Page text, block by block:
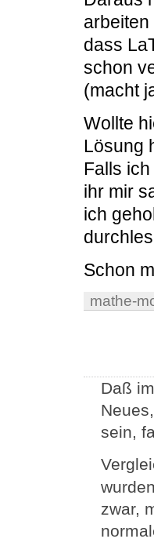
dass
schon
(macht
Wollte
Lösung
Falls
ihr mir
ich
Schon
mathe-
Daß
sein,
zwar,